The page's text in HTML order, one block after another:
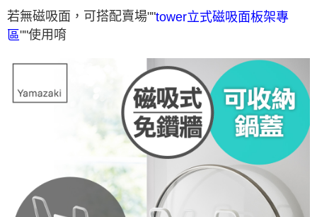
若無磁吸面，可搭配賣場""tower立式磁吸面板架專
區""使用唷